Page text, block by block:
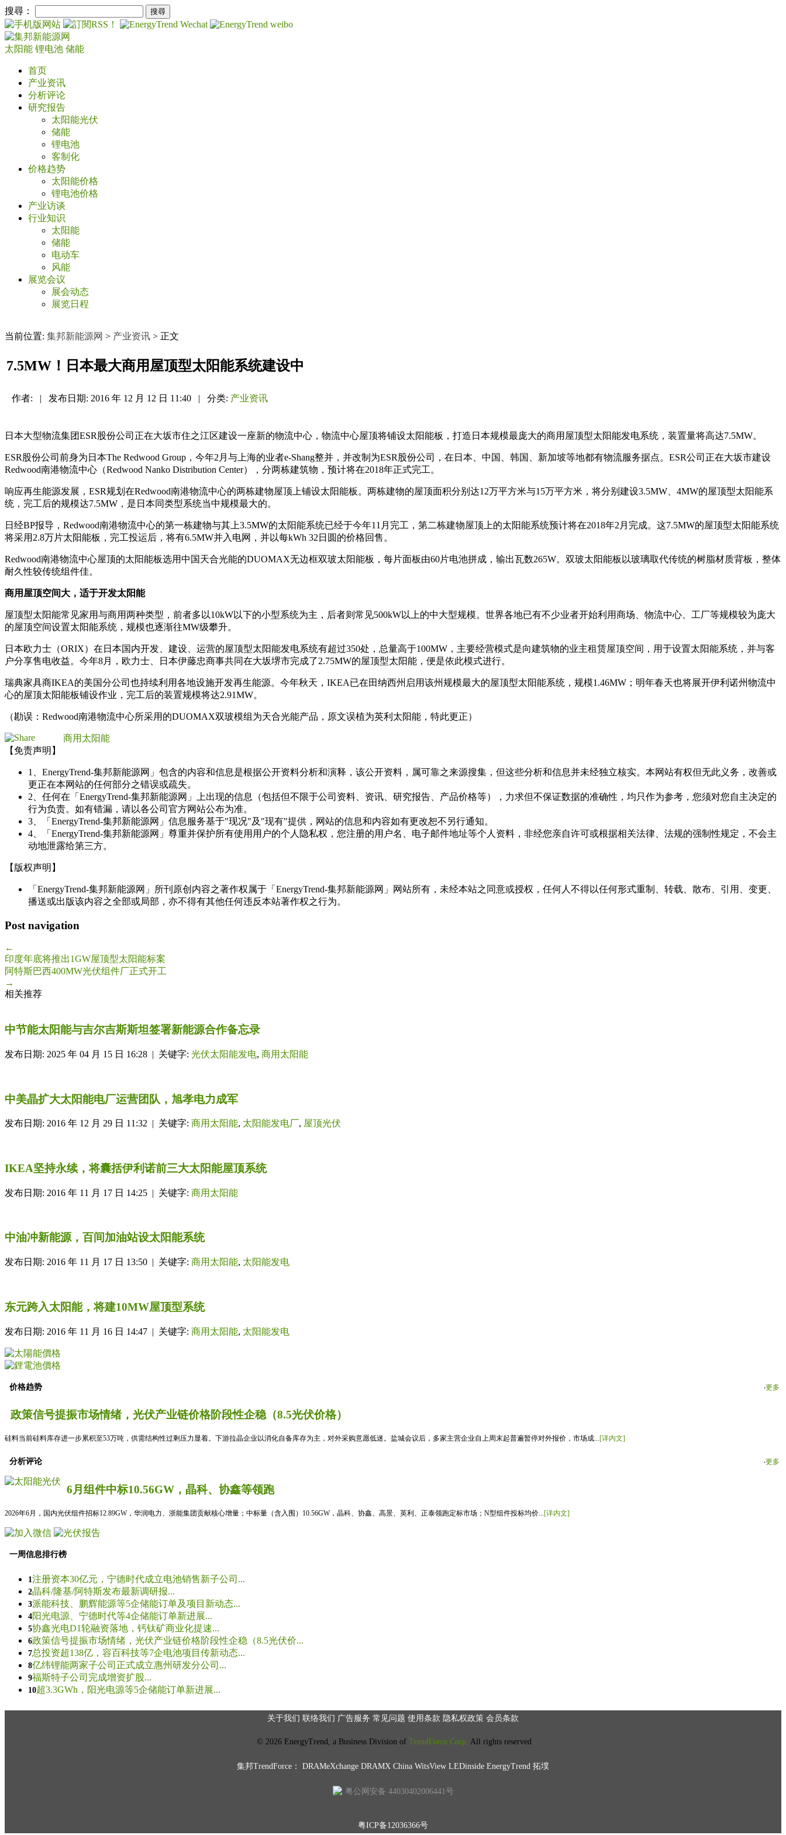
搜尋：
太阳能 锂电池 储能
首页
产业资讯
分析评论
研究报告
太阳能光伏
储能
锂电池
客制化
价格趋势
太阳能价格
锂电池价格
产业访谈
行业知识
太阳能
储能
电动车
风能
展览会议
展会动态
展览日程
当前位置: 集邦新能源网 > 产业资讯 > 正文
7.5MW！日本最大商用屋顶型太阳能系统建设中
作者: | 发布日期: 2016 年 12 月 12 日 11:40 | 分类: 产业资讯
日本大型物流集团ESR股份公司正在大坂市住之江区建设一座新的物流中心，物流中心屋顶将铺设太阳能板，打造日本规模最庞大的商用屋顶型太阳能发电系统，装置量将高达7.5MW。
ESR股份公司前身为日本The Redwood Group，今年2月与上海的业者e-Shang整并，并改制为ESR股份公司，在日本、中国、韩国、新加坡等地都有物流服务据点。ESR公司正在大坂市建设
Redwood南港物流中心（Redwood Nanko Distribution Center），分两栋建筑物，预计将在2018年正式完工。
响应再生能源发展，ESR规划在Redwood南港物流中心的两栋建物屋顶上铺设太阳能板。两栋建物的屋顶面积分别达12万平方米与15万平方米，将分别建设3.5MW、4MW的屋顶型太阳能系
统，完工后的规模达7.5MW，是日本同类型系统当中规模最大的。
日经BP报导，Redwood南港物流中心的第一栋建物与其上3.5MW的太阳能系统已经于今年11月完工，第二栋建物屋顶上的太阳能系统预计将在2018年2月完成。这7.5MW的屋顶型太阳能系统
将采用2.8万片太阳能板，完工投运后，将有6.5MW并入电网，并以每kWh 32日圆的价格回售。
Redwood南港物流中心屋顶的太阳能板选用中国天合光能的DUOMAX无边框双玻太阳能板，每片面板由60片电池拼成，输出瓦数265W。双玻太阳能板以玻璃取代传统的树脂材质背板，整体
耐久性较传统组件佳。
商用屋顶空间大，适于开发太阳能
屋顶型太阳能常见家用与商用两种类型，前者多以10kW以下的小型系统为主，后者则常见500kW以上的中大型规模。世界各地已有不少业者开始利用商场、物流中心、工厂等规模较为庞大
的屋顶空间设置太阳能系统，规模也逐渐往MW级攀升。
日本欧力士（ORIX）在日本国内开发、建设、运营的屋顶型太阳能发电系统有超过350处，总量高于100MW，主要经营模式是向建筑物的业主租赁屋顶空间，用于设置太阳能系统，并与客
户分享售电收益。今年8月，欧力士、日本伊藤忠商事共同在大坂堺市完成了2.75MW的屋顶型太阳能，便是依此模式进行。
瑞典家具商IKEA的美国分公司也持续利用各地设施开发再生能源。今年秋天，IKEA已在田纳西州启用该州规模最大的屋顶型太阳能系统，规模1.46MW；明年春天也将展开伊利诺州物流中
心的屋顶太阳能板铺设作业，完工后的装置规模将达2.91MW。
（勘误：Redwood南港物流中心所采用的DUOMAX双玻模组为天合光能产品，原文误植为英利太阳能，特此更正）
商用太阳能
【免责声明】
1、EnergyTrend-集邦新能源网」包含的内容和信息是根据公开资料分析和演释，该公开资料，属可靠之来源搜集，但这些分析和信息并未经独立核实。本网站有权但无此义务，改善或
更正在本网站的任何部分之错误或疏失。
2、任何在「EnergyTrend-集邦新能源网」上出现的信息（包括但不限于公司资料、资讯、研究报告、产品价格等），力求但不保证数据的准确性，均只作为参考，您须对您自主决定的
行为负责。如有错漏，请以各公司官方网站公布为准。
3、「EnergyTrend-集邦新能源网」信息服务基于"现况"及"现有"提供，网站的信息和内容如有更改恕不另行通知。
4、「EnergyTrend-集邦新能源网」尊重并保护所有使用用户的个人隐私权，您注册的用户名、电子邮件地址等个人资料，非经您亲自许可或根据相关法律、法规的强制性规定，不会主
动地泄露给第三方。
【版权声明】
「EnergyTrend-集邦新能源网」所刊原创内容之著作权属于「EnergyTrend-集邦新能源网」网站所有，未经本站之同意或授权，任何人不得以任何形式重制、转载、散布、引用、变更、
播送或出版该内容之全部或局部，亦不得有其他任何违反本站著作权之行为。
Post navigation
←
印度年底将推出1GW屋顶型太阳能标案
阿特斯巴西400MW光伏组件厂正式开工
→
相关推荐
中节能太阳能与吉尔吉斯斯坦签署新能源合作备忘录
发布日期: 2025 年 04 月 15 日 16:28 | 关键字: 光伏太阳能发电, 商用太阳能
中美晶扩大太阳能电厂运营团队，旭孝电力成军
发布日期: 2016 年 12 月 29 日 11:32 | 关键字: 商用太阳能, 太阳能发电厂, 屋顶光伏
IKEA坚持永续，将囊括伊利诺前三大太阳能屋顶系统
发布日期: 2016 年 11 月 17 日 14:25 | 关键字: 商用太阳能
中油冲新能源，百间加油站设太阳能系统
发布日期: 2016 年 11 月 17 日 13:50 | 关键字: 商用太阳能, 太阳能发电
东元跨入太阳能，将建10MW屋顶型系统
发布日期: 2016 年 11 月 16 日 14:47 | 关键字: 商用太阳能, 太阳能发电
价格趋势 ‧更多
政策信号提振市场情绪，光伏产业链价格阶段性企稳（8.5光伏价格）
硅料当前硅料库存进一步累积至53万吨，供需结构性过剩压力显着。下游拉晶企业以消化自备库存为主，对外采购意愿低迷。盐城会议后，多家主营企业自上周末起普遍暂停对外报价，市场成...[详内文]
分析评论 ‧更多
6月组件中标10.56GW，晶科、协鑫等领跑
2026年6月，国内光伏组件招标12.89GW，华润电力、浙能集团贡献核心增量；中标量（含入围）10.56GW，晶科、协鑫、高景、英利、正泰领跑定标市场；N型组件投标均价... [详内文]
一周信息排行榜
1注册资本30亿元，宁德时代成立电池销售新子公司...
2晶科/隆基/阿特斯发布最新调研报...
3派能科技、鹏辉能源等5企储能订单及项目新动态...
4阳光电源、宁德时代等4企储能订单新进展...
5协鑫光电D1轮融资落地，钙钛矿商业化提速...
6政策信号提振市场情绪，光伏产业链价格阶段性企稳（8.5光伏价...
7总投资超138亿，容百科技等7企电池项目传新动态...
8亿纬锂能两家子公司正式成立惠州研发分公司...
9福斯特子公司完成增资扩股...
10超3.3GWh，阳光电源等5企储能订单新进展...
关于我们 联络我们 广告服务 常见问题 使用条款 隐私权政策 会员条款
© 2026 EnergyTrend, a Business Division of TrendForce Corp. All rights reserved
集邦TrendForce： DRAMeXchange DRAMX China WitsView LEDinside EnergyTrend 拓墣
粤公网安备 44030402006441号
粤ICP备12036366号